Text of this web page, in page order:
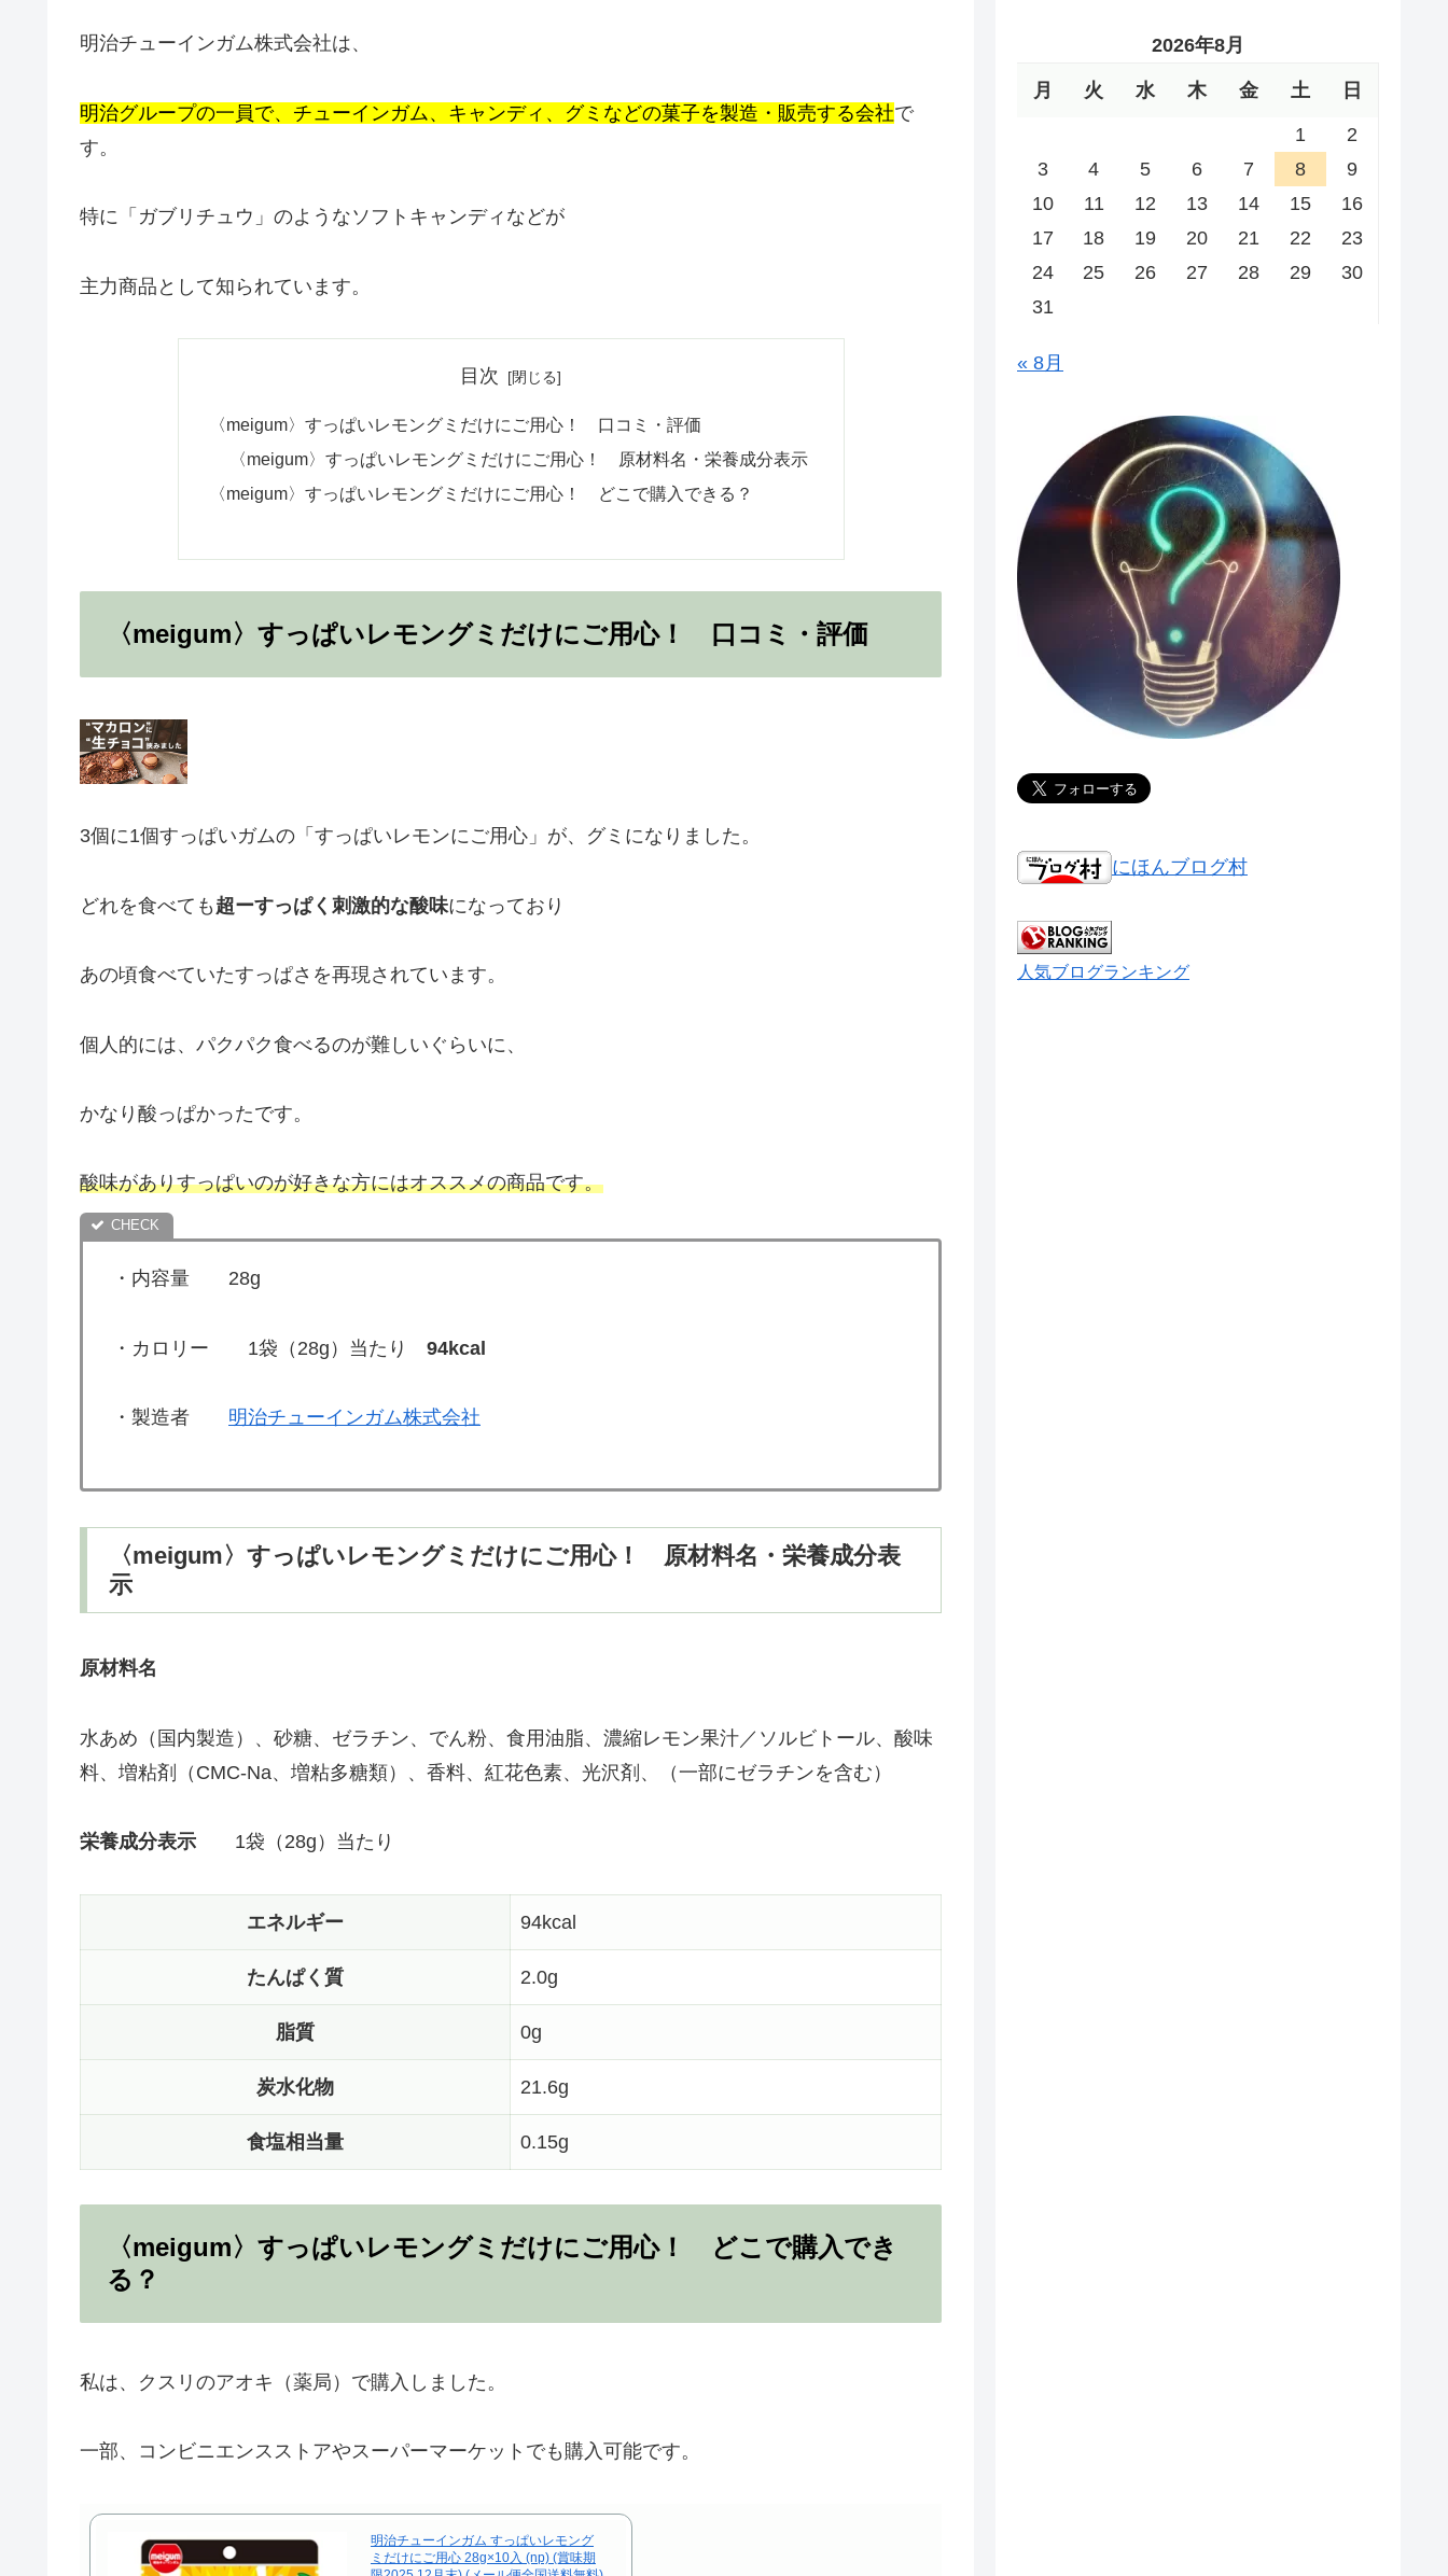
明治チューインガム株式会社は、
明治グループの一員で、チューインガム、キャンディ、グミなどの菓子を製造・販売する会社で
す。
特に「ガブリチュウ」のようなソフトキャンディなどが
主力商品として知られています。
目次
〈meigum〉すっぱいレモングミだけにご用心！ 口コミ・評価
〈meigum〉すっぱいレモングミだけにご用心！ 原材料名・栄養成分表示
〈meigum〉すっぱいレモングミだけにご用心！ どこで購入できる？
〈meigum〉すっぱいレモングミだけにご用心！ 口コミ・評価
3個に1個すっぱいガムの「すっぱいレモンにご用心」が、グミになりました。
どれを食べても 超ーすっぱく刺激的な酸味になっており
あの頃食べていたすっぱさを再現されています。
個人的には、パクパク食べるのが難しいぐらいに、
かなり酸っぱかったです。
酸味がありすっぱいのが好きな方にはオススメの商品です。
・内容量 28g
・カロリー 1袋（28g）当たり 94kcal
・製造者 明治チューインガム株式会社
〈meigum〉すっぱいレモングミだけにご用心！ 原材料名・栄養成分表
示
原材料名
水あめ（国内製造）、砂糖、ゼラチン、でん粉、食用油脂、濃縮レモン果汁／ソルビトール、酸味
料、増粘剤（CMC-Na、増粘多糖類）、香料、紅花色素、光沢剤、（一部にゼラチンを含む）
栄養成分表示 1袋（28g）当たり
エネルギー 94kcal
たんぱく質 2.0g
脂質 0g
炭水化物 21.6g
食塩相当量 0.15g
〈meigum〉すっぱいレモングミだけにご用心！ どこで購入でき
る？
私は、クスリのアオキ（薬局）で購入しました。
一部、コンビニエンスストアやスーパーマーケットでも購入可能です。
明治チューインガム すっぱいレモング
ミだけにご用心 28g×10入 (np) (賞味期
2026年8月
月 火 水 木 金 土 日
1
2
3
4 5 6 7 8
9
10
11 12 13 14 15
16
17
18 19 20 21 22
23
24
25 26 27 28 29
30
31
« 8月
にほんブログ村
人気ブログランキング